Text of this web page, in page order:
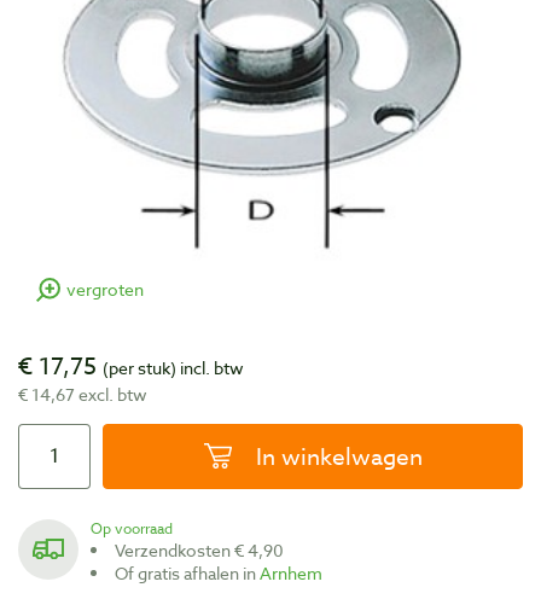
vergroten
€ 17,75 (per stuk) incl. btw
€ 14,67 excl. btw
In winkelwagen
Op voorraad
Verzendkosten € 4,90
Of gratis afhalen inArnhem